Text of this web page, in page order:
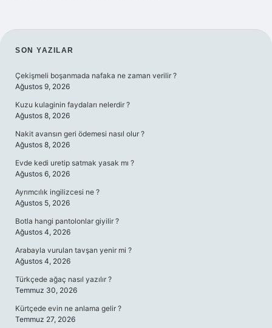
SIDEBAR
SON YAZILAR
Çekişmeli boşanmada nafaka ne zaman verilir ?
Ağustos 9, 2026
Kuzu kulaginin faydaları nelerdir ?
Ağustos 8, 2026
Nakit avansın geri ödemesi nasıl olur ?
Ağustos 8, 2026
Evde kedi uretip satmak yasak mı ?
Ağustos 6, 2026
Ayrımcılık ingilizcesi ne ?
Ağustos 5, 2026
Botla hangi pantolonlar giyilir ?
Ağustos 4, 2026
Arabayla vurulan tavşan yenir mi ?
Ağustos 4, 2026
Türkçede ağaç nasıl yazılır ?
Temmuz 30, 2026
Kürtçede evin ne anlama gelir ?
Temmuz 27, 2026